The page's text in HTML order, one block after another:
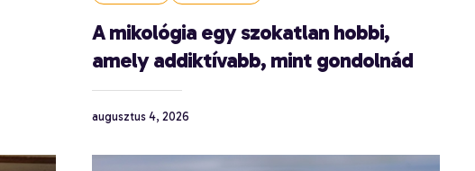
A mikológia egy szokatlan hobbi,
amely addiktívabb, mint gondolnád
augusztus 4, 2026